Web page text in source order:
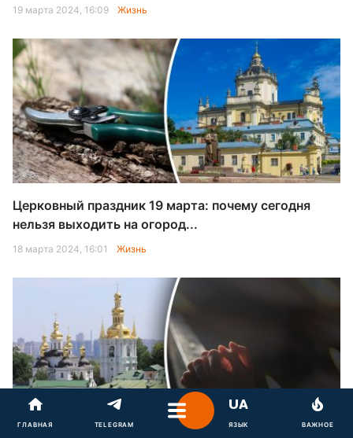
19 марта 2024, 16:09 Жизнь
Церковный праздник 19 марта: почему сегодня
нельзя выходить на огород...
18 марта 2024, 16:01 Жизнь
ГЛАВНАЯ TELEGRAM ЯЗЫК ВАЖНОЕ